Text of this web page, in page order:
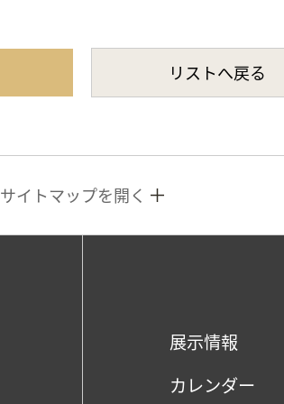
リストへ戻る
サイトマップを開く
展示情報
カレンダー